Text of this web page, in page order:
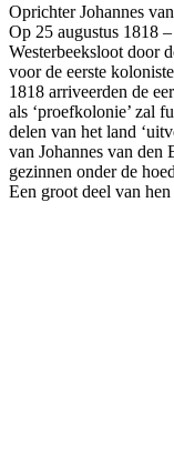
Oprichter Johannes
Op 25 augustus 1818
Westerbeeksloot door
voor de eerste
1818 arriveerden de
als ‘proefkolonie’ zal
delen van het land
van Johannes van den
gezinnen onder de
Een groot deel van